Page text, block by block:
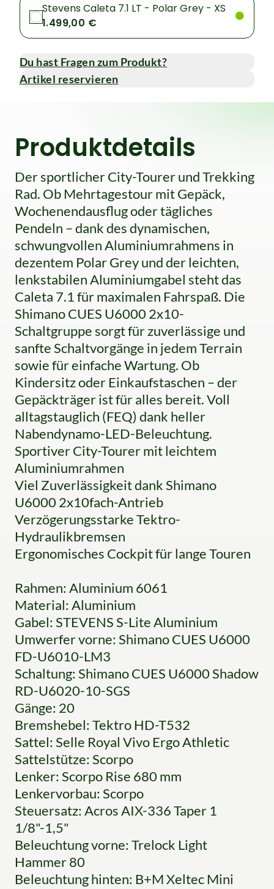
Stevens Caleta 7.1 LT - Polar Grey - XS
1.499,00 €
Du hast Fragen zum Produkt?
Artikel reservieren
Produktdetails
Der sportlicher City-Tourer und Trekking
Rad. Ob Mehrtagestour mit Gepäck,
Wochenendausflug oder tägliches
Pendeln – dank des dynamischen,
schwungvollen Aluminiumrahmens in
dezentem Polar Grey und der leichten,
lenkstabilen Aluminiumgabel steht das
Caleta 7.1 für maximalen Fahrspaß. Die
Shimano CUES U6000 2x10-
Schaltgruppe sorgt für zuverlässige und
sanfte Schaltvorgänge in jedem Terrain
sowie für einfache Wartung. Ob
Kindersitz oder Einkaufstaschen – der
Gepäckträger ist für alles bereit. Voll
alltagstauglich (FEQ) dank heller
Nabendynamo-LED-Beleuchtung.
Sportiver City-Tourer mit leichtem
Aluminiumrahmen
Viel Zuverlässigkeit dank Shimano
U6000 2x10fach-Antrieb
Verzögerungsstarke Tektro-
Hydraulikbremsen
Ergonomisches Cockpit für lange Touren
Rahmen: Aluminium 6061
Material: Aluminium
Gabel: STEVENS S-Lite Aluminium
Umwerfer vorne: Shimano CUES U6000
FD-U6010-LM3
Schaltung: Shimano CUES U6000 Shadow
RD-U6020-10-SGS
Gänge: 20
Bremshebel: Tektro HD-T532
Sattel: Selle Royal Vivo Ergo Athletic
Sattelstütze: Scorpo
Lenker: Scorpo Rise 680 mm
Lenkervorbau: Scorpo
Steuersatz: Acros AIX-336 Taper 1
1/8"-1,5"
Beleuchtung vorne: Trelock Light
Hammer 80
Beleuchtung hinten: B+M Xeltec Mini